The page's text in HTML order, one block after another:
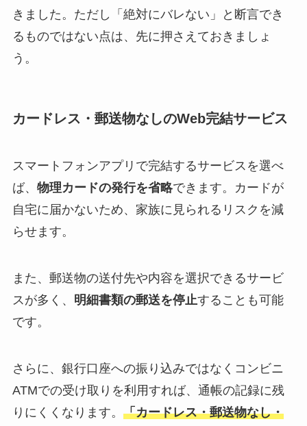
きました。ただし「絶対にバレない」と断言でき
るものではない点は、先に押さえておきましょ
う。
カードレス・郵送物なしのWeb完結サービス
スマートフォンアプリで完結するサービスを選べ
ば、 物理カードの発行を省略できます。カードが
自宅に届かないため、家族に見られるリスクを減
らせます。
また、郵送物の送付先や内容を選択できるサービ
スが多く、 明細書類の郵送を停止することも可能
です。
さらに、銀行口座への振り込みではなくコンビニ
ATMでの受け取りを利用すれば、通帳の記録に残
りにくくなります。 「カードレス・郵送物なし・